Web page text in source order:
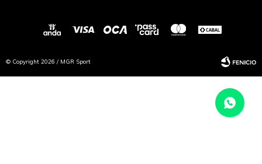
© Copyright 2026 / MGR Sport